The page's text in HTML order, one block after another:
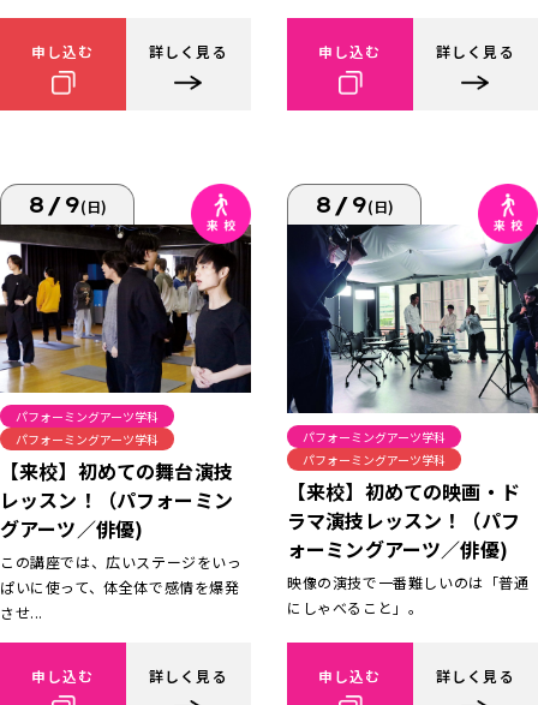
申し込む 詳しく見る 申し込む 詳しく見る
8/9(日)
パフォーミングアーツ学科
パフォーミングアーツ学科
【来校】初めての舞台演技
レッスン！（パフォーミン
グアーツ／俳優)
この講座では、広いステージをいっ
ぱいに使って、体全体で感情を爆発
させ...
申し込む 詳しく見る
8/9(日)
パフォーミングアーツ学科
パフォーミングアーツ学科
【来校】初めての映画・ド
ラマ演技レッスン！（パフ
ォーミングアーツ／俳優)
映像の演技で一番難しいのは「普通
にしゃべること」。
申し込む 詳しく見る